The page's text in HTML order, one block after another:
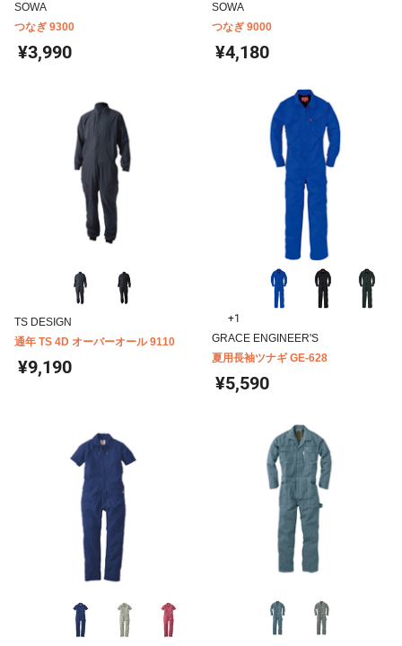
SOWA
つなぎ 9300
¥3,990
SOWA
つなぎ 9000
¥4,180
TS DESIGN
通年 TS 4D オーバーオール 9110
¥9,190
+1
GRACE ENGINEER'S
夏用長袖ツナギ GE-628
¥5,590